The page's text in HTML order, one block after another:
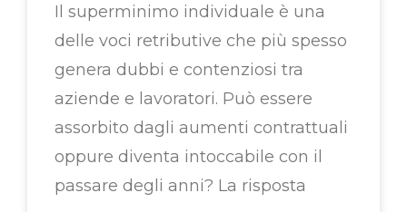
Il superminimo individuale è una
delle voci retributive che più spesso
genera dubbi e contenziosi tra
aziende e lavoratori. Può essere
assorbito dagli aumenti contrattuali
oppure diventa intoccabile con il
passare degli anni? La risposta